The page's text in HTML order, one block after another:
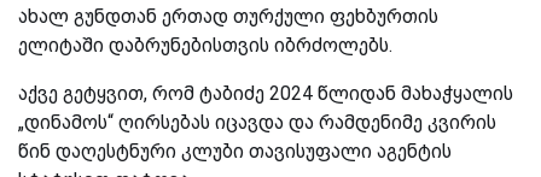
ახალ გუნდთან ერთად თურქული ფეხბურთის
ელიტაში დაბრუნებისთვის იბრძოლებს.
აქვე გეტყვით, რომ ტაბიძე 2024 წლიდან მახაჭყალის
„დინამოს“ ღირსებას იცავდა და რამდენიმე კვირის
წინ დაღესტნური კლუბი თავისუფალი აგენტის